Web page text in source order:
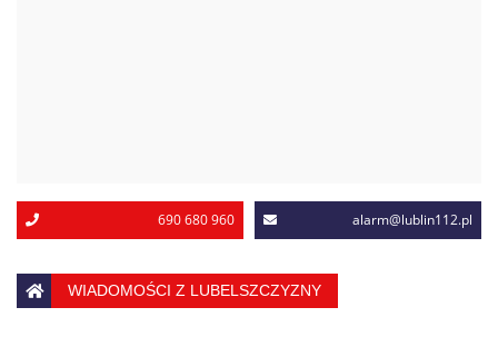
690 680 960 alarm@lublin112.pl
WIADOMOŚCI Z LUBELSZCZYZNY